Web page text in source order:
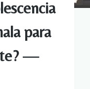
para
—